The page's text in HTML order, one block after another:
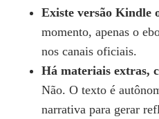
Existe versão Kindle
momento, apenas o
nos canais oficiais.
Há materiais extras,
Não. O texto é
narrativa para gerar